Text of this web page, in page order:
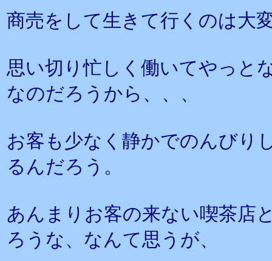
商売をして生きて行くのは大
思い切り忙しく働いてやっと
なのだろうから、、、
お客も少なく静かでのんびり
るんだろう。
あんまりお客の来ない喫茶店
ろうな、なんて思うが、